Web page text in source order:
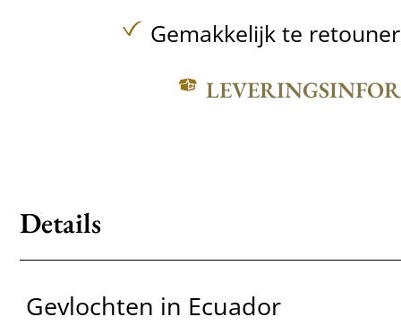
Gemakkelijk te
Details
Gevlochten in Ecuador